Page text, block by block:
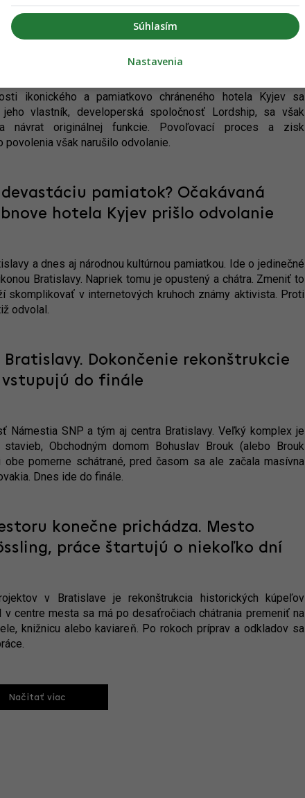
pre rekonštrukciu hotela Kyjev je
stavieb v centre Bratislavy môže ísť definitívne do
ikonického a pamiatkovo chráneného hotela Kyjev sa
vlastník, developerská spoločnosť Lordship, sa však
návrat originálnej funkcie. Povoľovací proces a zisk
povolenia však narušilo odvolanie.
pamiatok? Očakávaná
hotela Kyjev prišlo odvolanie
a dnes aj národnou kultúrnou pamiatkou. Ide o jedinečné
Bratislavy. Napriek tomu je opustený a chátra. Zmeniť to
skomplikovať v internetových kruhoch známy aktivista. Proti
odvolal.
Dokončenie rekonštrukcie
vstupujú do finále
Námestia SNP a tým aj centra Bratislavy. Veľký komplex je
Obchodným domom Bohuslav Brouk (alebo Brouk
pomerne schátrané, pred časom sa ale začala masívna
Dnes ide do finále.
konečne prichádza. Mesto
práce štartujú o niekoľko dní
v Bratislave je rekonštrukcia historických kúpeľov
v centre mesta sa má po desaťročiach chátrania premeniť na
knižnicu alebo kaviareň. Po rokoch príprav a odkladov sa
Načitať viac
Súhlasím
Nastavenia